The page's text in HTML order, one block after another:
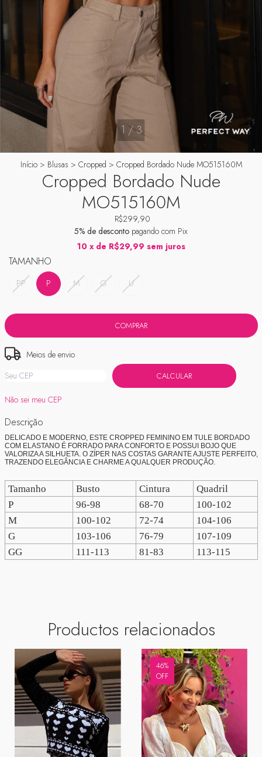
1 /3
Início > Blusas > Cropped > Cropped Bordado Nude MO515160M
Cropped Bordado Nude
MO515160M
R$299,90
5% de desconto pagando com Pix
10 x de R$29,99 sem juros
TAMANHO
PP P M G U
Entregas para o CEP:
Meios de envio
CALCULAR
Não sei meu CEP
Descrição
DELICADO E MODERNO, ESTE CROPPED FEMININO EM TULE BORDADO
COM ELASTANO É FORRADO PARA CONFORTO E POSSUI BOJO QUE
VALORIZA A SILHUETA. O ZÍPER NAS COSTAS GARANTE AJUSTE PERFEITO,
TRAZENDO ELEGÂNCIA E CHARME A QUALQUER PRODUÇÃO.
Tamanho Busto Cintura
Quadril
P
96-98 68-70
100-102
M
100-102 72-74
104-106
G
103-106 76-79
107-109
GG
111-113 81-83 113-115
Productos relacionados
46%
OFF